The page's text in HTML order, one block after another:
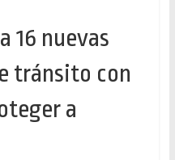
16 nuevas
tránsito con
a